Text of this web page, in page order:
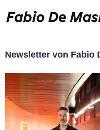
Newsletter von Fabio